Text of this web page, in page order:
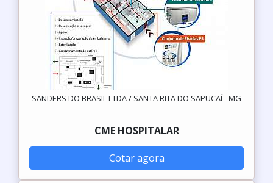
SANDERS DO BRASIL LTDA / SANTA RITA DO SAPUCAÍ - MG
CME HOSPITALAR
Cotar agora